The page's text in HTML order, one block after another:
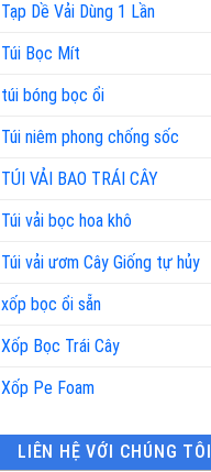
Tạp Dề Vải Dùng 1 Lần
Túi Bọc Mít
túi bóng bọc ổi
Túi niêm phong chống sốc
TÚI VẢI BAO TRÁI CÂY
Túi vải bọc hoa khô
Túi vải ươm Cây Giống tự hủy
xốp bọc ổi sẵn
Xốp Bọc Trái Cây
Xốp Pe Foam
LIÊN HỆ VỚI CHÚNG TÔI